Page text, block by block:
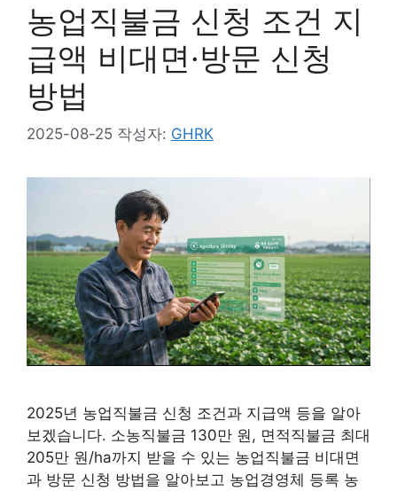
농업직불금 신청 조건 지
급액 비대면·방문 신청
방법
2025-08-25 작성자: GHRK
2025년 농업직불금 신청 조건과 지급액 등을 알아
보겠습니다. 소농직불금 130만 원, 면적직불금 최대
205만 원/ha까지 받을 수 있는 농업직불금 비대면
과 방문 신청 방법을 알아보고 농업경영체 등록 농